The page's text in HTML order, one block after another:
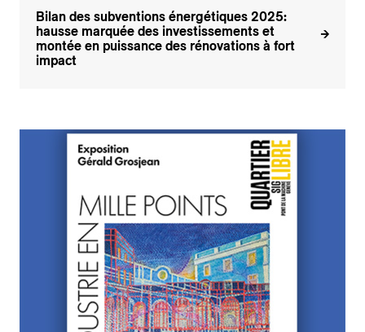
Bilan des subventions énergétiques 2025:
hausse marquée des investissements et
montée en puissance des rénovations à fort
impact